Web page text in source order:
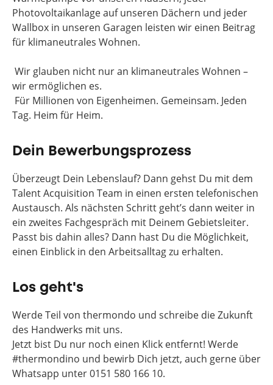
Photovoltaikanlage auf unseren Dächern und jeder
Wallbox in unseren Garagen leisten wir einen Beitrag
für klimaneutrales Wohnen.
Wir glauben nicht nur an klimaneutrales Wohnen –
wir ermöglichen es.
Für Millionen von Eigenheimen. Gemeinsam. Jeden
Tag. Heim für Heim.
Dein Bewerbungsprozess
Überzeugt Dein Lebenslauf? Dann gehst Du mit dem
Talent Acquisition Team in einen ersten telefonischen
Austausch. Als nächsten Schritt geht’s dann weiter in
ein zweites Fachgespräch mit Deinem Gebietsleiter.
Passt bis dahin alles? Dann hast Du die Möglichkeit,
einen Einblick in den Arbeitsalltag zu erhalten.
Los geht's
Werde Teil von thermondo und schreibe die Zukunft
des Handwerks mit uns.
Jetzt bist Du nur noch einen Klick entfernt! Werde
#thermondino und bewirb Dich jetzt, auch gerne über
Whatsapp unter 0151 580 166 10.